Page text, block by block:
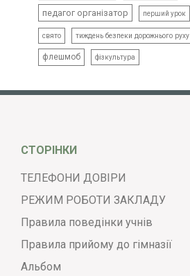
педагог організатор перший урок
свято тиждень безпеки дорожнього руху
флешмоб фізкультура
СТОРІНКИ
ТЕЛЕФОНИ ДОВІРИ
РЕЖИМ РОБОТИ ЗАКЛАДУ
Правила поведінки учнів
Правила прийому до гімназії
Альбом